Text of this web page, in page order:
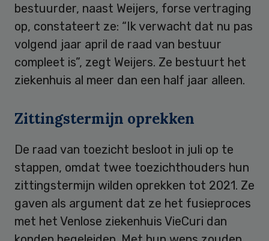
bestuurder, naast Weijers, forse vertraging
op, constateert ze: “Ik verwacht dat nu pas
volgend jaar april de raad van bestuur
compleet is”, zegt Weijers. Ze bestuurt het
ziekenhuis al meer dan een half jaar alleen.
Zittingstermijn oprekken
De raad van toezicht besloot in juli op te
stappen, omdat twee toezichthouders hun
zittingstermijn wilden oprekken tot 2021. Ze
gaven als argument dat ze het fusieproces
met het Venlose ziekenhuis VieCuri dan